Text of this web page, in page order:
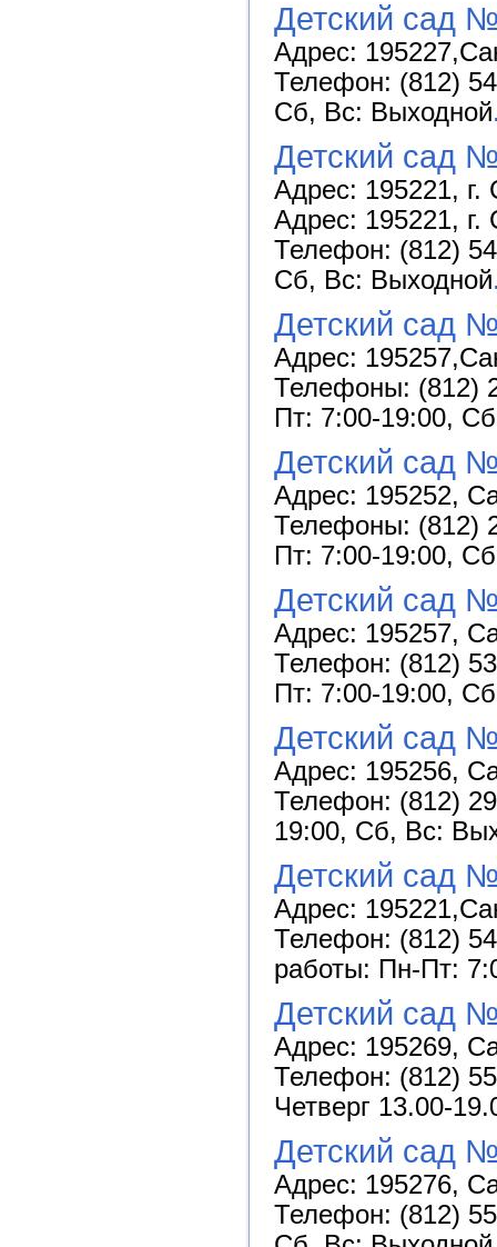
Детский сад
Адрес:
Телефон: (812)
Сб, Вс: Выходной
Детский сад
Адрес: 195221, г.
Адрес: 195221, г.
Телефон: (812)
Сб, Вс: Выходной
Детский сад
Адрес:
Телефоны: (812)
Пт: 7:00-19:00,
Детский сад
Адрес: 195252,
Телефоны: (812)
Пт: 7:00-19:00,
Детский сад
Адрес: 195257,
Телефон: (812)
Пт: 7:00-19:00,
Детский сад
Адрес: 195256,
Телефон: (812)
19:00, Сб, Вс:
Детский сад
Адрес:
Телефон: (812)
работы: Пн-Пт:
Детский сад
Адрес: 195269,
Телефон: (812)
Четверг 13.00-
Детский сад
Адрес: 195276,
Телефон: (812)